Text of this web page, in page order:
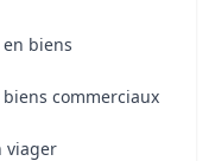
biens
commerciaux
viager